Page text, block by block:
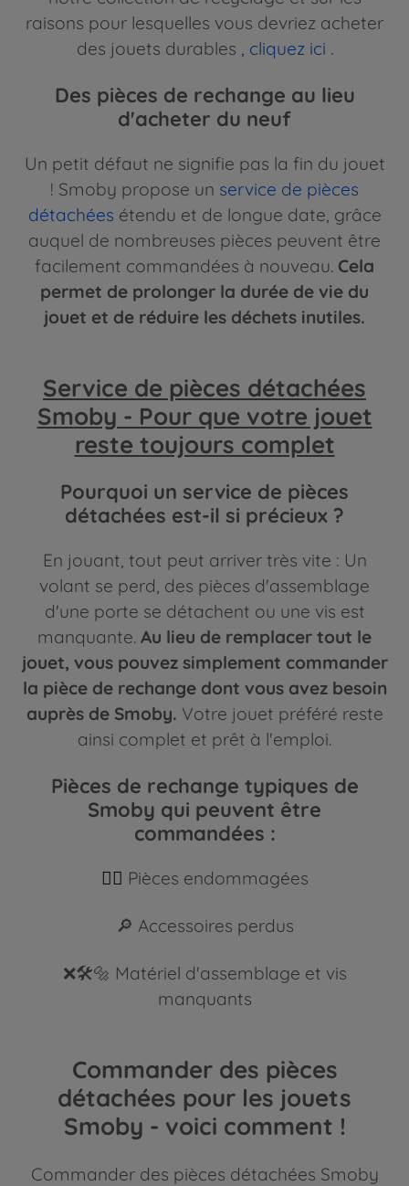
raisons pour lesquelles vous devriez acheter
des jouets durables
, cliquez ici .
Des pièces de rechange au lieu
d'acheter du neuf
Un petit défaut ne signifie pas la fin du jouet
! Smoby propose un service de pièces
détachées étendu et de longue date, grâce
auquel de nombreuses pièces peuvent être
facilement commandées à nouveau. Cela
permet de prolonger la durée de vie du
jouet et de réduire les déchets inutiles.
Service de pièces détachées
Smoby - Pour que votre jouet
reste toujours complet
Pourquoi un service de pièces
détachées est-il si précieux ?
En jouant, tout peut arriver très vite : Un
volant se perd, des pièces d'assemblage
d'une porte se détachent ou une vis est
manquante. Au lieu de remplacer tout le
jouet, vous pouvez simplement commander
la pièce de rechange dont vous avez besoin
auprès de Smoby. Votre jouet préféré reste
ainsi complet et prêt à l'emploi.
Pièces de rechange typiques de
Smoby qui peuvent être
commandées :
⛓️‍💥 Pièces endommagées
🔎 Accessoires perdus
❌🛠️🔩 Matériel d'assemblage et vis
manquants
Commander des pièces
détachées pour les jouets
Smoby - voici comment !
Commander des pièces détachées Smoby